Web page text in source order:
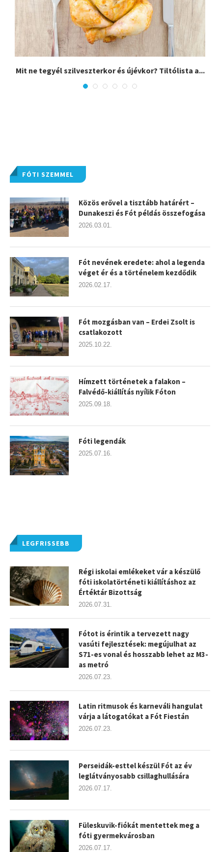
Mit ne tegyél szilveszterkor és újévkor? Tiltólista a...
LEGFRISSEBB
Régi iskolai emlékeket vár a készülő
fóti iskolatörténeti kiállításhoz az
Értéktár Bizottság
2026.07.31.
Fótot is érintik a tervezett nagy
vasúti fejlesztések: megújulhat az
S71-es vonal és hosszabb lehet az M3-
as metró
2026.07.23.
Latin ritmusok és karneváli hangulat
várja a látogatókat a Fót Fiestán
2026.07.23.
Perseidák-esttel készül Fót az év
leglátványosabb csillaghullására
2026.07.17.
Füleskuvik-fiókát mentettek meg a
fóti gyermekvárosban
2026.07.17.
FÓTI SZEMMEL
Közös erővel a tisztább határért –
Dunakeszi és Fót példás összefogása
2026.03.01.
Fót nevének eredete: ahol a legenda
véget ér és a történelem kezdődik
2026.02.17.
Fót mozgásban van – Erdei Zsolt is
csatlakozott
2025.10.22.
Hímzett történetek a falakon –
Falvédő-kiállítás nyílik Fóton
2025.09.18.
Fóti legendák
2025.07.16.